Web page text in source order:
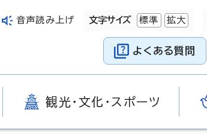
音声読み上げ 文字サイズ 標準 拡大
よくある質問
観光・文化・スポーツ